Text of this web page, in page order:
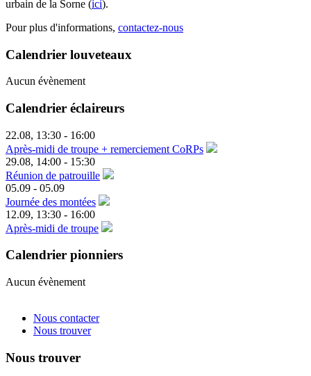
urbain de la Sorne (ici).
Pour plus d'informations, contactez-nous
Calendrier louveteaux
Aucun évènement
Calendrier éclaireurs
22.08, 13:30 - 16:00
Après-midi de troupe + remerciement CoRPs
29.08, 14:00 - 15:30
Réunion de patrouille
05.09 - 05.09
Journée des montées
12.09, 13:30 - 16:00
Après-midi de troupe
Calendrier pionniers
Aucun évènement
Nous contacter
Nous trouver
Nous trouver